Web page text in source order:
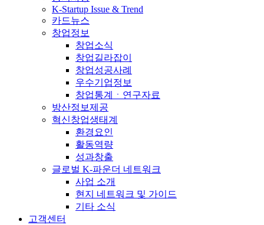
K-Startup Issue & Trend
카드뉴스
창업정보
창업소식
창업길라잡이
창업성공사례
우수기업정보
창업통계ㆍ연구자료
방산정보제공
혁신창업생태계
환경요인
활동역량
성과창출
글로벌 K-파운더 네트워크
사업 소개
현지 네트워크 및 가이드
기타 소식
고객센터